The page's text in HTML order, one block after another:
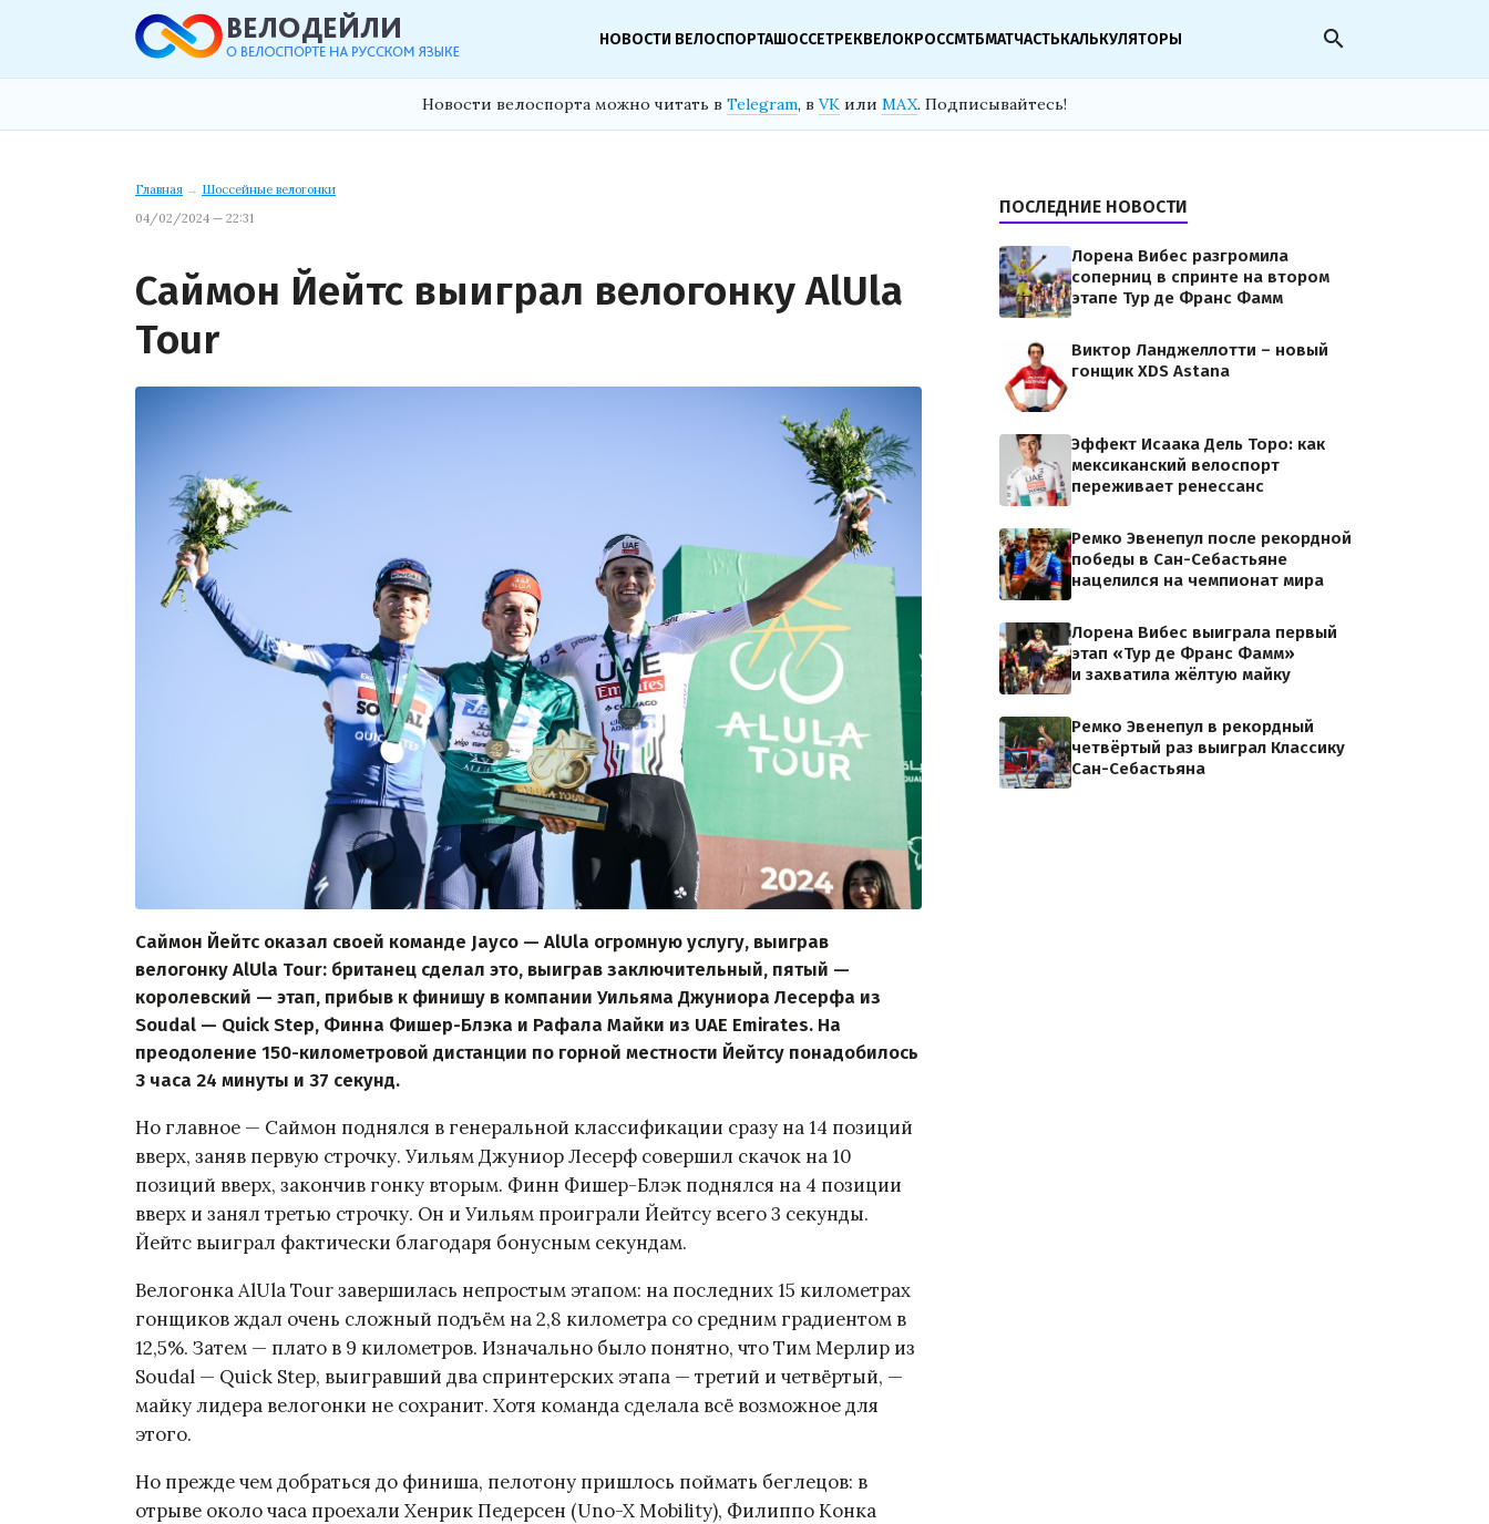
НОВОСТИ ВЕЛОСПОРТАШОССЕТРЕКВЕЛОКРОССМТБМАТЧАСТЬКАЛЬКУЛЯТОРЫ search
Новости велоспорта можно читать в Telegram, в VK или MAX. Подписывайтесь!
Главная → Шоссейные велогонки
04/02/2024 — 22:31
Саймон Йейтс выиграл велогонку AlUla
Tour
Саймон Йейтс оказал своей команде Jayco — AlUla огромную услугу, выиграв
велогонку AlUla Tour: британец сделал это, выиграв заключительный, пятый —
королевский — этап, прибыв к финишу в компании Уильяма Джуниора Лесерфа из
Soudal — Quick Step, Финна Фишер-Блэка и Рафала Майки из UAE Emirates. На
преодоление 150-километровой дистанции по горной местности Йейтсу понадобилось
3 часа 24 минуты и 37 секунд.
Но главное — Саймон поднялся в генеральной классификации сразу на 14 позиций
вверх, заняв первую строчку. Уильям Джуниор Лесерф совершил скачок на 10
позиций вверх, закончив гонку вторым. Финн Фишер-Блэк поднялся на 4 позиции
вверх и занял третью строчку. Он и Уильям проиграли Йейтсу всего 3 секунды.
Йейтс выиграл фактически благодаря бонусным секундам.
Велогонка AlUla Tour завершилась непростым этапом: на последних 15 километрах
гонщиков ждал очень сложный подъём на 2,8 километра со средним градиентом в
12,5%. Затем — плато в 9 километров. Изначально было понятно, что Тим Мерлир из
Soudal — Quick Step, выигравший два спринтерских этапа — третий и четвёртый, —
майку лидера велогонки не сохранит. Хотя команда сделала всё возможное для
этого.
Но прежде чем добраться до финиша, пелотону пришлось поймать беглецов: в
отрыве около часа проехали Хенрик Педерсен (Uno-X Mobility), Филиппо Конка
ПОСЛЕДНИЕ НОВОСТИ
Лорена Вибес разгромила
соперниц в спринте на втором
этапе Тур де Франс Фамм
Виктор Ланджеллотти – новый
гонщик XDS Astana
Эффект Исаака Дель Торо: как
мексиканский велоспорт
переживает ренессанс
Ремко Эвенепул после рекордной
победы в Сан-Себастьяне
нацелился на чемпионат мира
Лорена Вибес выиграла первый
этап «Тур де Франс Фамм»
и захватила жёлтую майку
Ремко Эвенепул в рекордный
четвёртый раз выиграл Классику
Сан-Себастьяна